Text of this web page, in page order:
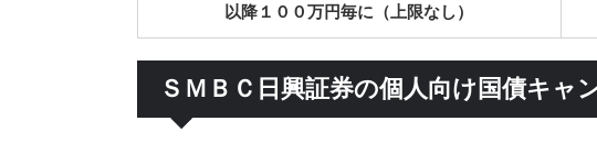
以降１００万円毎に（上限なし）
ＳＭＢＣ日興証券の個人向け国債キャ